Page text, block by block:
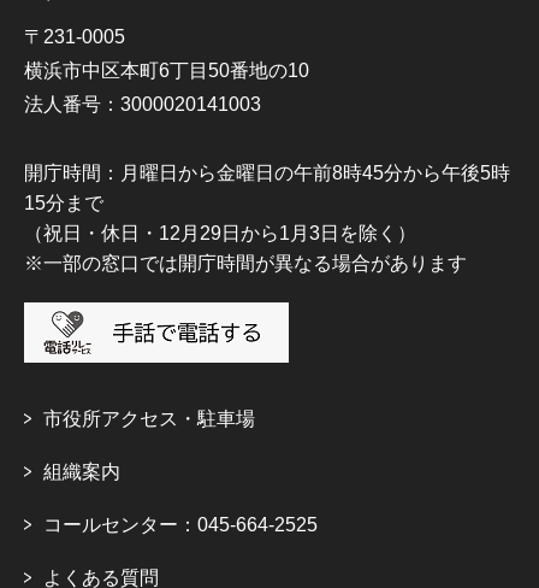
〒231-0005
横浜市中区本町6丁目50番地の10
法人番号：3000020141003
開庁時間：月曜日から金曜日の午前8時45分から午後5時
15分まで
（祝日・休日・12月29日から1月3日を除く）
※一部の窓口では開庁時間が異なる場合があります
市役所アクセス・駐車場
組織案内
コールセンター：045-664-2525
よくある質問